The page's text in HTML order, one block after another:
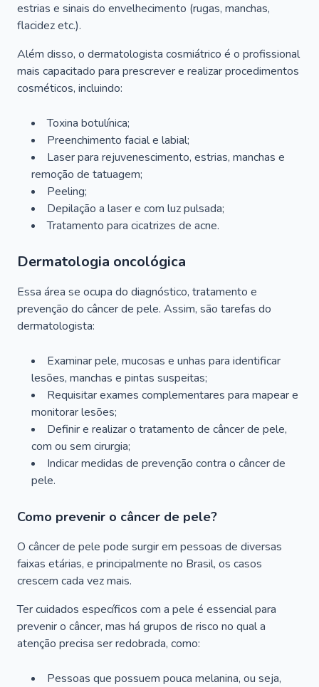
estrias e sinais do envelhecimento (rugas, manchas,
flacidez etc.).
Além disso, o dermatologista cosmiátrico é o profissional
mais capacitado para prescrever e realizar procedimentos
cosméticos, incluindo:
Toxina botulínica;
Preenchimento facial e labial;
Laser para rejuvenescimento, estrias, manchas e
remoção de tatuagem;
Peeling;
Depilação a laser e com luz pulsada;
Tratamento para cicatrizes de acne.
Dermatologia oncológica
Essa área se ocupa do diagnóstico, tratamento e
prevenção do câncer de pele. Assim, são tarefas do
dermatologista:
Examinar pele, mucosas e unhas para identificar
lesões, manchas e pintas suspeitas;
Requisitar exames complementares para mapear e
monitorar lesões;
Definir e realizar o tratamento de câncer de pele,
com ou sem cirurgia;
Indicar medidas de prevenção contra o câncer de
pele.
Como prevenir o câncer de pele?
O câncer de pele pode surgir em pessoas de diversas
faixas etárias, e principalmente no Brasil, os casos
crescem cada vez mais.
Ter cuidados específicos com a pele é essencial para
prevenir o câncer, mas há grupos de risco no qual a
atenção precisa ser redobrada, como:
Pessoas que possuem pouca melanina, ou seja,